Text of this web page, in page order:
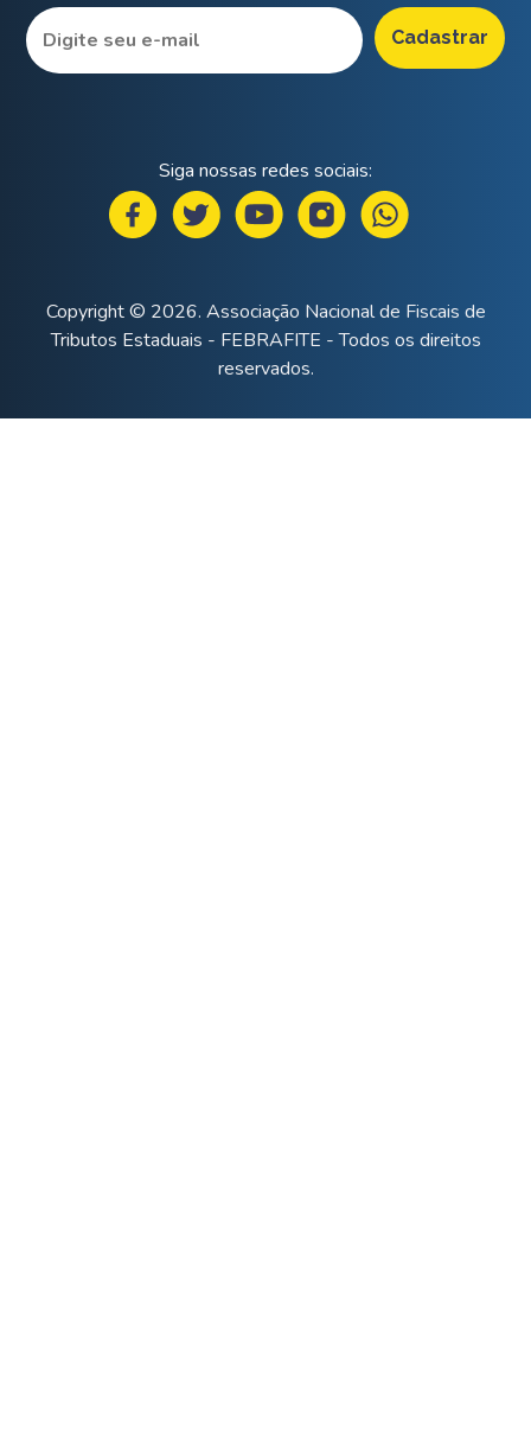
Siga nossas redes sociais:
Copyright © 2026. Associação Nacional de Fiscais de
Tributos Estaduais - FEBRAFITE - Todos os direitos
reservados.